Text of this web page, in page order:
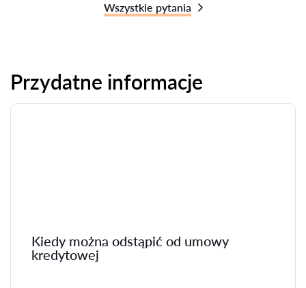
Wszystkie pytania
Przydatne informacje
Kiedy można odstąpić od umowy
kredytowej